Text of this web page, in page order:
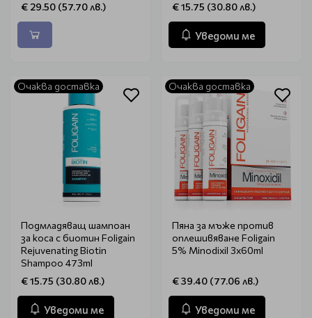
€ 29.50 (57.70 лв.)
€ 15.75 (30.80 лв.)
Уведоми ме
Очаква доставка
Подмладяващ шампоан
за коса с биотин Foligain
Rejuvenating Biotin
Shampoo 473ml
€ 15.75 (30.80 лв.)
Уведоми ме
Очаква доставка
Пяна за мъже против
оплешивяване Foligain
5% Minodixil 3x60ml
€ 39.40 (77.06 лв.)
Уведоми ме